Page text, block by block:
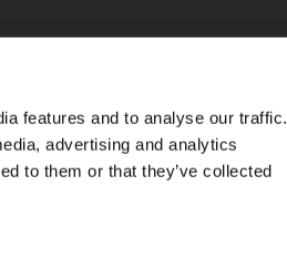
features and to analyse our traffic.
advertising and analytics
to them or that they’ve collected